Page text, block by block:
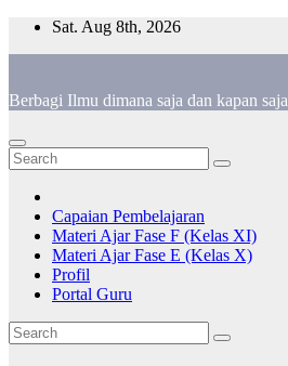
Skip
Sat. Aug 8th, 2026
Berbagi Ilmu dimana saja dan kapan saja
Capaian Pembelajaran
Materi Ajar Fase F (Kelas XI)
Materi Ajar Fase E (Kelas X)
Profil
Portal Guru